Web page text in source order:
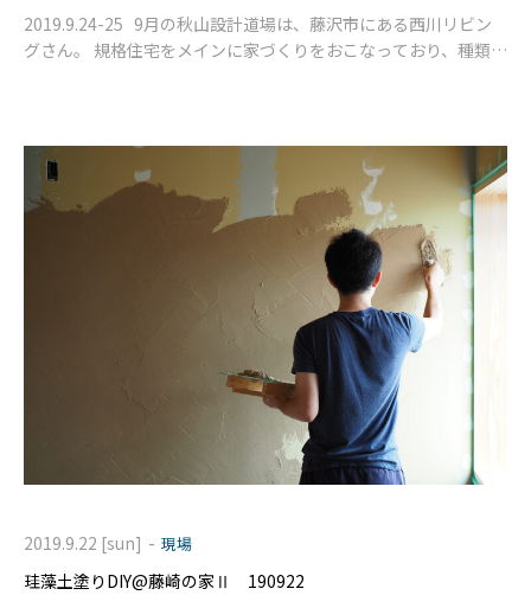
2019.9.24-25 9月の秋山設計道場は、藤沢市にある西川リビン
グさん。 規格住宅をメインに家づくりをおこなっており、種類は
珪藻土塗りDIY@藤崎の家Ⅱ 190922
2019.9.22 [sun] - 現場